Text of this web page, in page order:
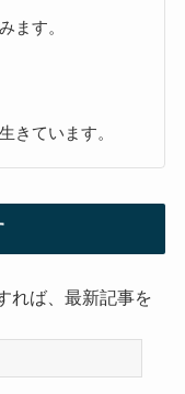
ます。
きています。
れば、最新記事を